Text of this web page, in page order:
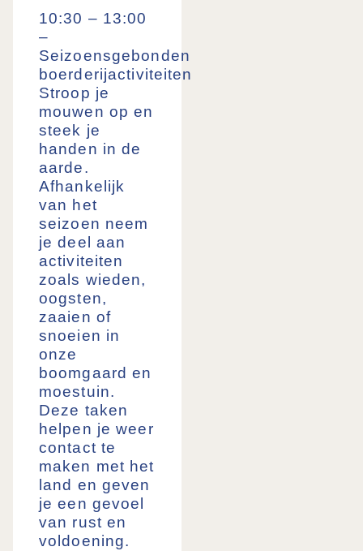
10:30 – 13:00
–
Seizoensgebonden
boerderijactiviteiten
Stroop je
mouwen op en
steek je
handen in de
aarde.
Afhankelijk
van het
seizoen neem
je deel aan
activiteiten
zoals wieden,
oogsten,
zaaien of
snoeien in
onze
boomgaard en
moestuin.
Deze taken
helpen je weer
contact te
maken met het
land en geven
je een gevoel
van rust en
voldoening.